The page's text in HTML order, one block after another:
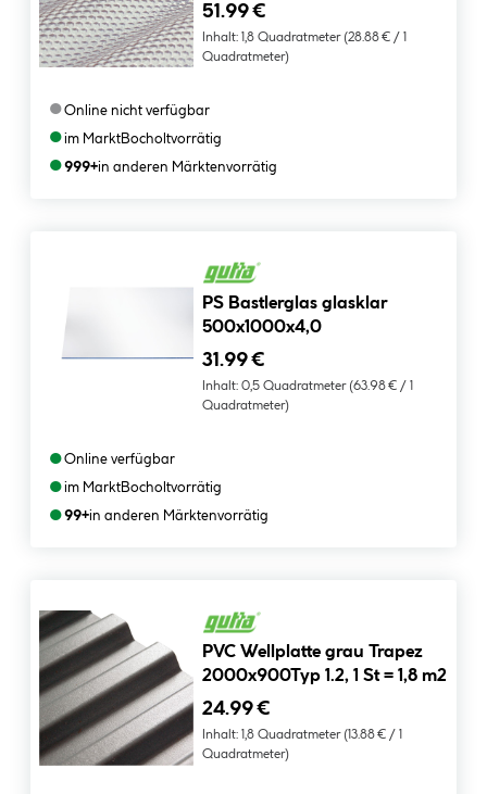
51.99 €
Inhalt: 1,8 Quadratmeter (28.88 € / 1
Quadratmeter)
●Online nicht verfügbar
●im MarktBocholtvorrätig
●999+in anderen Märktenvorrätig
PS Bastlerglas glasklar
500x1000x4,0
31.99 €
Inhalt: 0,5 Quadratmeter (63.98 € / 1
Quadratmeter)
●Online verfügbar
●im MarktBocholtvorrätig
●99+in anderen Märktenvorrätig
PVC Wellplatte grau Trapez
2000x900Typ 1.2, 1 St = 1,8 m2
24.99 €
Inhalt: 1,8 Quadratmeter (13.88 € / 1
Quadratmeter)